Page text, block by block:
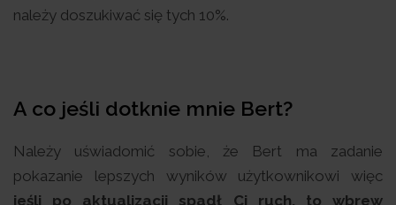
należy doszukiwać się tych 10%.
A co jeśli dotknie mnie Bert?
Należy uświadomić sobie, że Bert ma zadanie
pokazanie lepszych wyników użytkownikowi więc
jeśli po aktualizacji spadł Ci ruch, to wbrew